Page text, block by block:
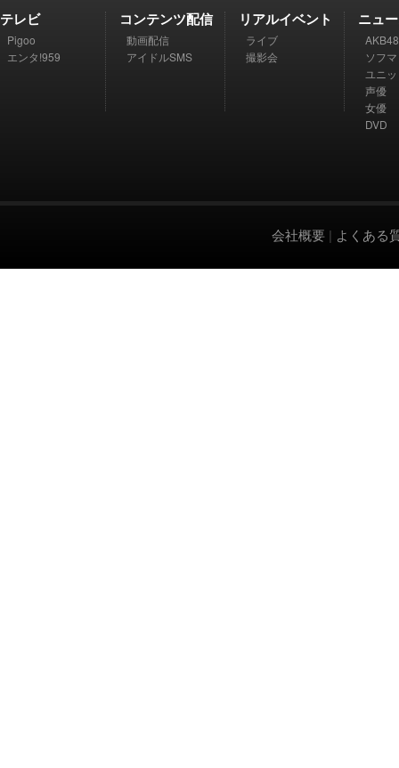
テレビ
Pigoo
エンタ!959
コンテンツ配信
動画配信
アイドルSMS
リアルイベント
ライブ
撮影会
ニュ
AKB48
ソフ
ユニ
声優
女優
DVD
会社概要 | よくある